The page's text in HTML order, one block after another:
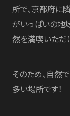
所で、京都府に
がいっぱいの地
然を満喫いただ
そのため、自然
多い場所です！